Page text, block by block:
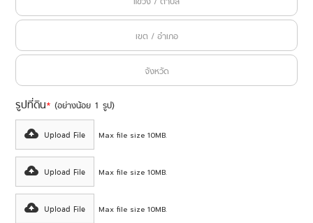
รูปที่ดิน* (อย่างน้อย 1 รูป)
Upload File Max file size 10MB.
Upload File Max file size 10MB.
Upload File Max file size 10MB.